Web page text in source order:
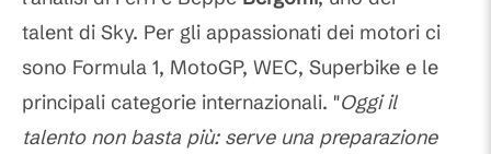
talent di Sky. Per gli appassionati dei motori ci
sono Formula 1, MotoGP, WEC, Superbike e le
principali categorie internazionali. "Oggi il
talento non basta più: serve una preparazione